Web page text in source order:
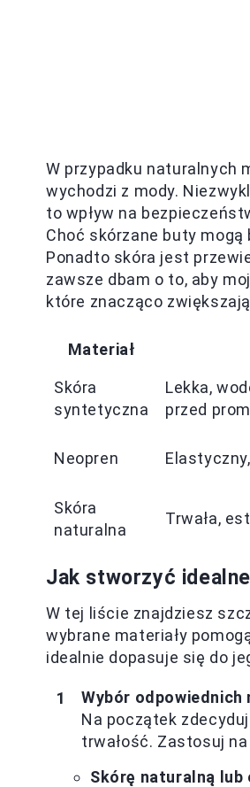
W przypadku naturalnych
wychodzi z mody.
to wpływ na
Choć skórzane buty
Ponadto skóra jest
zawsze dbam o to, aby
które znacząco
Materiał
Skóra
syntetyczna
Lekka,
przed
Neopren
Skóra
naturalna
Trwała,
Jak stworzyć
W tej liście znajdziesz
wybrane materiały
idealnie dopasuje się do
Wybór odpowiednich
Na początek
trwałość. Zastosuj na
Skórę naturalną lub